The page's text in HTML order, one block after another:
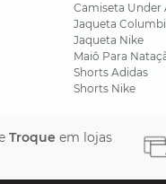
Camiseta
Jaqueta
Jaqueta Nike
Maiô Para
Shorts Adidas
Shorts Nike
Troque em lojas